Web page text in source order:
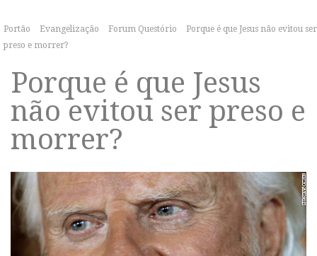
Portão Evangelização Forum Questório
Porque é que Jesus não evitou ser
preso e morrer?
Porque é que Jesus
não evitou ser preso e
morrer?